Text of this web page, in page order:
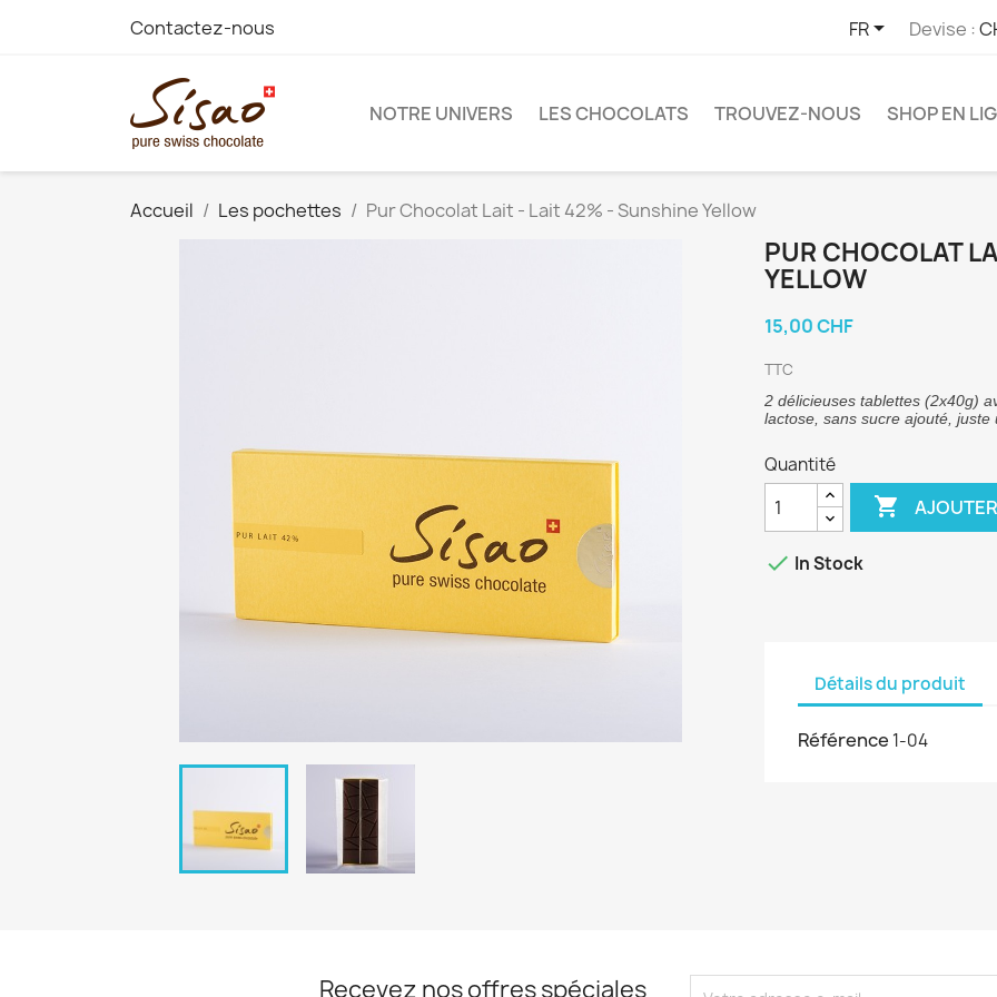
Contactez-nous FR Devise :
NOTRE UNIVERS LES CHOCOLATS TROUVEZ-NOUS SHOP EN
Accueil Les pochettes Pur Chocolat Lait - Lait 42% - Sunshine Yellow
PUR CHOCOLAT
YELLOW
15,00 CHF
TTC
2 délicieuses tablettes (2x40g)
lactose, sans sucre ajouté, juste
Quantité

 In Stock
Détails du produit
Référence 1-04
Recevez nos offres spéciales